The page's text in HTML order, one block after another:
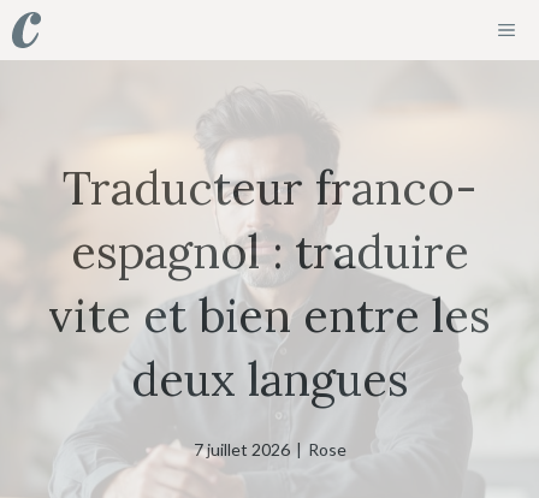
Aller
au
Traducteur franco-
espagnol : traduire
vite et bien entre les
deux langues
7 juillet 2026 | Rose